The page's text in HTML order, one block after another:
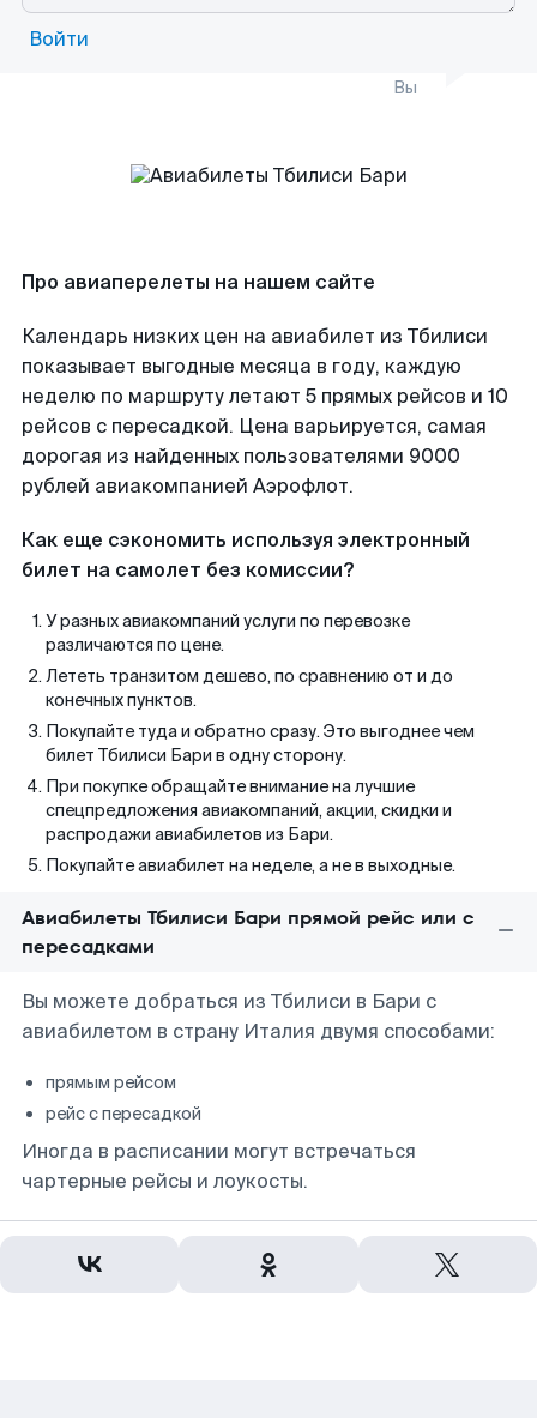
Войти
Вы
Про авиаперелеты на нашем сайте
Календарь низких цен на авиабилет из Тбилиси
показывает выгодные месяца в году, каждую
неделю по маршруту летают 5 прямых рейсов и 10
рейсов с пересадкой. Цена варьируется, самая
дорогая из найденных пользователями 9000
рублей авиакомпанией Аэрофлот.
Как еще сэкономить используя электронный
билет на самолет без комиссии?
У разных авиакомпаний услуги по перевозке
различаются по цене.
Лететь транзитом дешево, по сравнению от и до
конечных пунктов.
Покупайте туда и обратно сразу. Это выгоднее чем
билет Тбилиси Бари в одну сторону.
При покупке обращайте внимание на лучшие
спецпредложения авиакомпаний, акции, скидки и
распродажи авиабилетов из Бари.
Покупайте авиабилет на неделе, а не в выходные.
Авиабилеты Тбилиси Бари прямой рейс или с
пересадками
Вы можете добраться из Тбилиси в Бари с
авиабилетом в страну Италия двумя способами:
прямым рейсом
рейс с пересадкой
Иногда в расписании могут встречаться
чартерные рейсы и лоукосты.